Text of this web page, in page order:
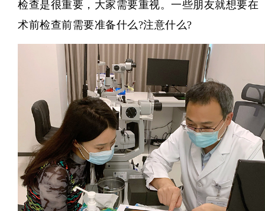
检查是很重要，大家需要重视。一些朋友就想要在
术前检查前需要准备什么?注意什么?